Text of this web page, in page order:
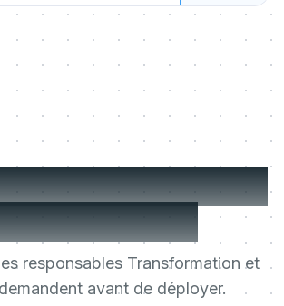
Manager
questions
responsables Transformation et
avant de déployer.